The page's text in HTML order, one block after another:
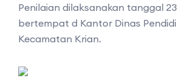
Penilaian dilaksanakan tanggal
bertempat d Kantor Dinas
Kecamatan Krian.